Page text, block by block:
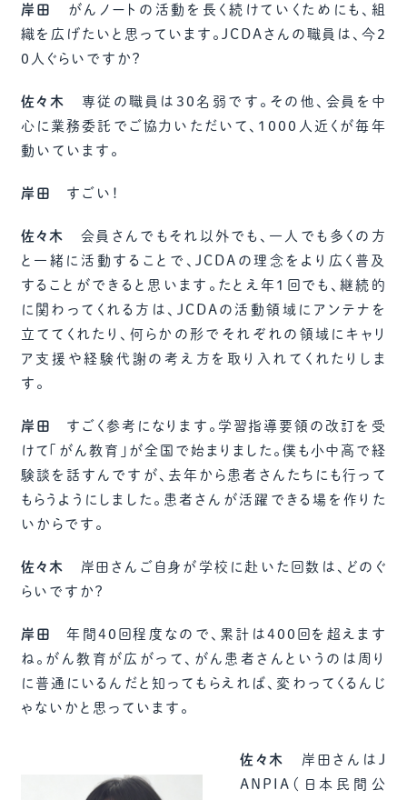
岸田
がんノートの活動を長く続けていくためにも、組
織を広げたいと思っています。JCDAさんの職員は、今2
0人ぐらいですか？
佐々木
専従の職員は30名弱です。その他、会員を中
心に業務委託でご協力いただいて、1000人近くが毎年
動いています。
岸田 すごい！
佐々木
会員さんでもそれ以外でも、一人でも多くの方
と一緒に活動することで、JCDAの理念をより広く普及
することができると思います。たとえ年１回でも、継続的
に関わってくれる方は、JCDAの活動領域にアンテナを
立ててくれたり、何らかの形でそれぞれの領域にキャリ
ア支援や経験代謝の考え方を取り入れてくれたりしま
す。
岸田
すごく参考になります。学習指導要領の改訂を受
けて「がん教育」が全国で始まりました。僕も小中高で経
験談を話すんですが、去年から患者さんたちにも行って
もらうようにしました。患者さんが活躍できる場を作りた
いからです。
佐々木
岸田さんご自身が学校に赴いた回数は、どのぐ
らいですか？
岸田
年間40回程度なので、累計は400回を超えます
ね。がん教育が広がって、がん患者さんというのは周り
に普通にいるんだと知ってもらえれば、変わってくるんじ
ゃないかと思っています。
佐々木
岸田さんはJ
ANPIA（日本民間公